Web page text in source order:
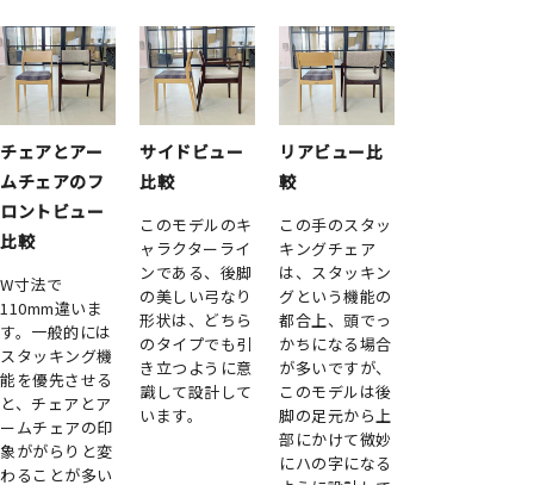
チェアとアー
ムチェアのフ
ロントビュー
比較
W寸法で
110mm違いま
す。一般的には
スタッキング機
能を優先させる
と、チェアとア
ームチェアの印
象ががらりと変
わることが多い
サイドビュー
比較
このモデルのキ
ャラクターライ
ンである、後脚
の美しい弓なり
形状は、どちら
のタイプでも引
き立つように意
識して設計して
います。
リアビュー比
較
この手のスタッ
キングチェア
は、スタッキン
グという機能の
都合上、頭でっ
かちになる場合
が多いですが、
このモデルは後
脚の足元から上
部にかけて微妙
にハの字になる